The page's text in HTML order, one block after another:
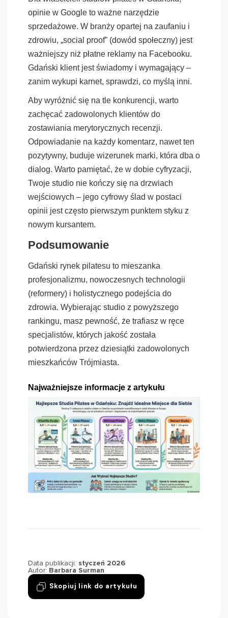
opinie w Google to ważne narzędzie
sprzedażowe. W branży opartej na zaufaniu i
zdrowiu, „social proof” (dowód społeczny) jest
ważniejszy niż płatne reklamy na Facebooku.
Gdański klient jest świadomy i wymagający –
zanim wykupi karnet, sprawdzi, co myślą inni.
Aby wyróżnić się na tle konkurencji, warto
zachęcać zadowolonych klientów do
zostawiania merytorycznych recenzji.
Odpowiadanie na każdy komentarz, nawet ten
pozytywny, buduje wizerunek marki, która dba o
dialog. Warto pamiętać, że w dobie cyfryzacji,
Twoje studio nie kończy się na drzwiach
wejściowych – jego cyfrowy ślad w postaci
opinii jest często pierwszym punktem styku z
nowym kursantem.
Podsumowanie
Gdański rynek pilatesu to mieszanka
profesjonalizmu, nowoczesnych technologii
(reformery) i holistycznego podejścia do
zdrowia. Wybierając studio z powyższego
rankingu, masz pewność, że trafiasz w ręce
specjalistów, których jakość została
potwierdzona przez dziesiątki zadowolonych
mieszkańców Trójmiasta.
Najważniejsze informacje z artykułu
Data publikacji: styczeń 2026
Autor: Barbara Surman
Skopiuj link do artykułu